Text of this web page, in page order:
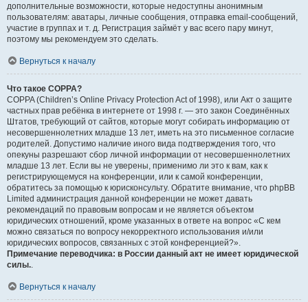
дополнительные возможности, которые недоступны анонимным
пользователям: аватары, личные сообщения, отправка email-сообщений,
участие в группах и т. д. Регистрация займёт у вас всего пару минут,
поэтому мы рекомендуем это сделать.
Вернуться к началу
Что такое COPPA?
COPPA (Children’s Online Privacy Protection Act of 1998), или Акт о защите
частных прав ребёнка в интернете от 1998 г. — это закон Соединённых
Штатов, требующий от сайтов, которые могут собирать информацию от
несовершеннолетних младше 13 лет, иметь на это письменное согласие
родителей. Допустимо наличие иного вида подтверждения того, что
опекуны разрешают сбор личной информации от несовершеннолетних
младше 13 лет. Если вы не уверены, применимо ли это к вам, как к
регистрирующемуся на конференции, или к самой конференции,
обратитесь за помощью к юрисконсульту. Обратите внимание, что phpBB
Limited администрация данной конференции не может давать
рекомендаций по правовым вопросам и не является объектом
юридических отношений, кроме указанных в ответе на вопрос «С кем
можно связаться по вопросу некорректного использования и/или
юридических вопросов, связанных с этой конференцией?».
Примечание переводчика: в России данный акт не имеет юридической
силы..
Вернуться к началу